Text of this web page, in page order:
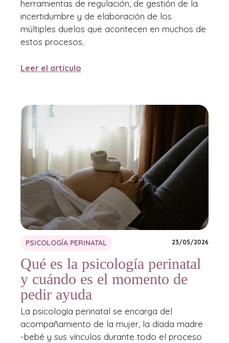
herramientas de regulación, de gestión de la
incertidumbre y de elaboración de los
múltiples duelos que acontecen en muchos de
estos procesos.
Leer el artículo
PSICOLOGÍA PERINATAL 23/05/2026
Qué es la psicología perinatal
y cuándo es el momento de
pedir ayuda
La psicología perinatal se encarga del
acompañamiento de la mujer, la díada madre
-bebé y sus vínculos durante todo el proceso